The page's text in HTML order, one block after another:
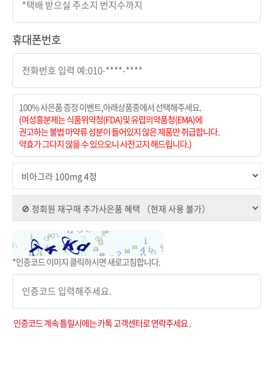
휴대폰번호
100% 사은품 증정 이벤트,아래상품중에서 선택해주세요.
(여성흥분제는 식품위약청(FDA)및 유럽의약품청(EMA)에
권고하는 불법 마약류 성분이 들어있지 않은 제품만 취급합니다.
약효가 그다지 않을 수 있으오니 사전고지 해드립니다.)
*인증코드 이미지 클릭하시면 새로고침합니다.
인증코드 계속 틀릴시에는 카톡 고객센터로 연락주세요 .